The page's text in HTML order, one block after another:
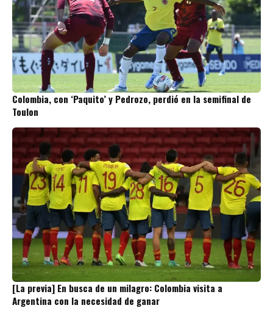
Colombia, con ‘Paquito’ y Pedrozo, perdió en la semifinal de
Toulon
[La previa] En busca de un milagro: Colombia visita a
Argentina con la necesidad de ganar